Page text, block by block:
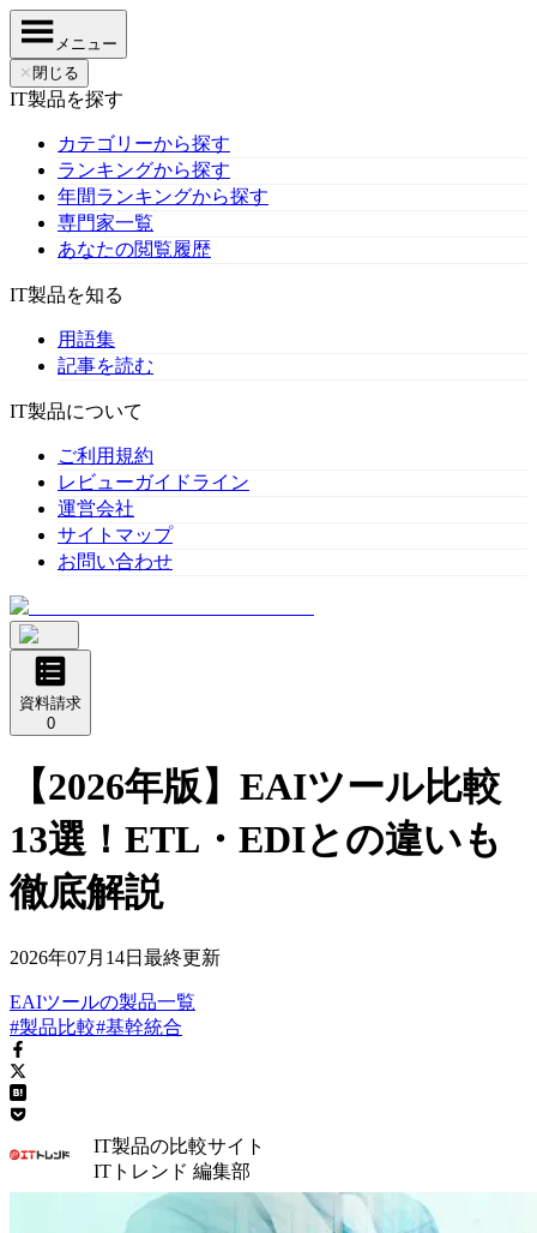
メニュー
✕ 閉じる
IT製品を探す
カテゴリーから探す
ランキングから探す
年間ランキングから探す
専門家一覧
あなたの閲覧履歴
IT製品を知る
用語集
記事を読む
IT製品について
ご利用規約
レビューガイドライン
運営会社
サイトマップ
お問い合わせ
資料請求
0
【2026年版】EAIツール比較
13選！ETL・EDIとの違いも
徹底解説
2026年07月14日 最終更新
EAIツールの製品一覧
#製品比較#基幹統合
IT製品の比較サイト
ITトレンド 編集部